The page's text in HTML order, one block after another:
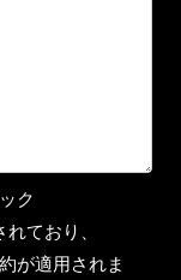
ク
ており、
が適用されま